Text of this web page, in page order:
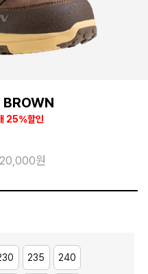
BROWN
25%할인
원
235 240